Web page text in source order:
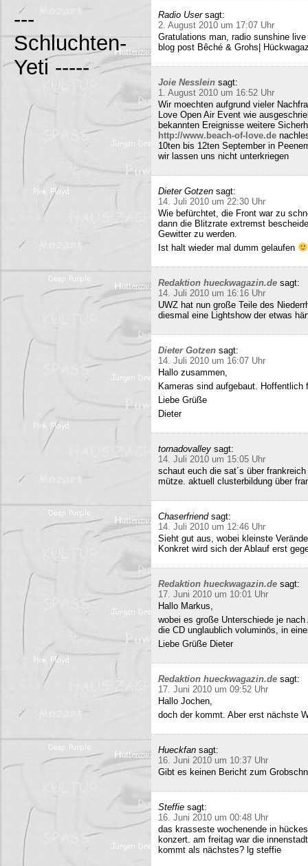
---
Schluchten-
Yeti -----
Radio User sagt:
2. August 2010 um 17:07 Uhr
Gratulations man, radio sunshine
blog post Bêché & Grohs|
Joie Nesslein sagt:
1. August 2010 um 16:52 Uhr
Wir moechten aufgrund vieler
Love Open Air Event wie
bekannten Ereignisse weitere
http://www.beach-of-love.de
10ten bis 12ten September in
wir lassen uns nicht unterkriegen
Dieter Gotzen sagt:
14. Juli 2010 um 22:30 Uhr
Wie befürchtet, die Front war zu
dann die Blitzrate extremst
Gewitter zu werden.
Ist halt wieder mal dumm gelaufen
Redaktion hueckwagazin.de sagt:
14. Juli 2010 um 16:16 Uhr
UWZ hat nun große Teile des
diesmal eine Lightshow der etwas
Dieter Gotzen sagt:
14. Juli 2010 um 16:07 Uhr
Hallo zusammen,
Kameras sind aufgebaut.
Liebe Grüße
Dieter
tornadovalley sagt:
14. Juli 2010 um 15:05 Uhr
schaut euch die sat´s über
mütze. aktuell clusterbildung über
Chaserfriend sagt:
14. Juli 2010 um 12:46 Uhr
Sieht gut aus, wobei kleinste
Konkret wird sich der Ablauf erst
Redaktion hueckwagazin.de sagt:
17. Juni 2010 um 10:01 Uhr
Hallo Markus,
wobei es große Unterschiede je
die CD unglaublich voluminös, in
Liebe Grüße Dieter
Redaktion hueckwagazin.de sagt:
17. Juni 2010 um 09:52 Uhr
Hallo Jochen,
doch der kommt. Aber erst nächste
Hueckfan sagt:
16. Juni 2010 um 10:37 Uhr
Gibt es keinen Bericht zum
Steffie sagt:
16. Juni 2010 um 00:48 Uhr
das krasseste wochenende in
konzert. am freitag war die
kommt als nächstes? lg steffie